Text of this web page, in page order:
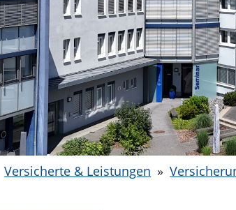
Versicherte & Leistungen »